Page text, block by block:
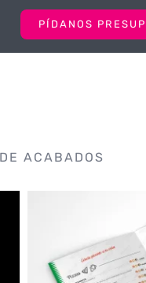
PÍDANOS
ACABADOS